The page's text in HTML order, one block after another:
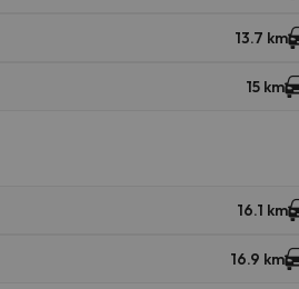
13.7 km
15 km
16.1 km
16.9 km